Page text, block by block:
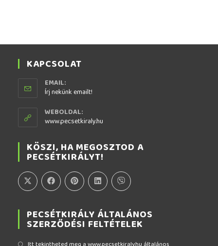
KAPCSOLAT
EMAIL:
Írj nekünk emailt!
WEBOLDAL:
www.pecsetkiraly.hu
KÖSZI, HA MEGOSZTOD A
PECSÉTKIRÁLYT!
PECSÉTKIRÁLY ÁLTALÁNOS
SZERZŐDÉSI FELTÉTELEK